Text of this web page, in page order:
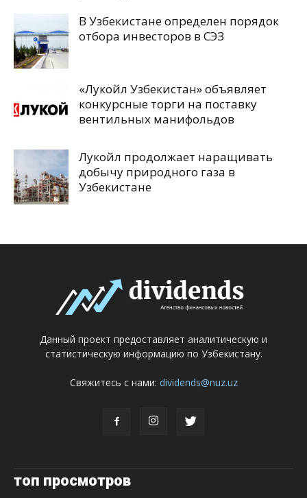
В Узбекистане определен порядок
отбора инвесторов в СЭЗ
«Лукойл Узбекистан» объявляет
конкурсные торги на поставку
вентильных манифольдов
Лукойл продолжает наращивать
добычу природного газа в
Узбекистане
Данный проект предоставляет аналитическую и
статистическую информацию по Узбекистану.
Свяжитесь с нами: dividends@nuz.uz
топ просмотров